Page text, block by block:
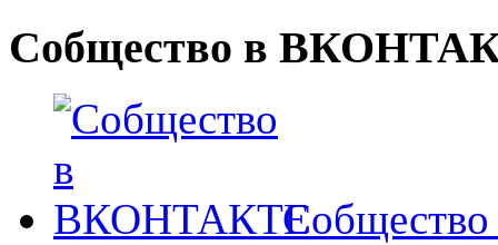
Собщество в